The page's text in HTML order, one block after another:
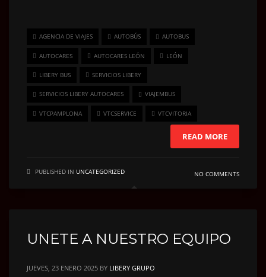
AGENCIA DE VIAJES AUTOBÚS AUTOBUS
AUTOCARES AUTOCARES LEÓN LEÓN
LIBERY BUS SERVICIOS LIBERY
SERVICIOS LIBERY AUTOCARES VIAJEMBUS
VTCPAMPLONA VTCSERVICE VTCVITORIA
READ MORE
PUBLISHED IN UNCATEGORIZED NO COMMENTS
UNETE A NUESTRO EQUIPO
JUEVES, 23 ENERO 2025 BY LIBERY GRUPO